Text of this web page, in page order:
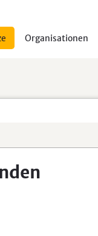
Organisationen